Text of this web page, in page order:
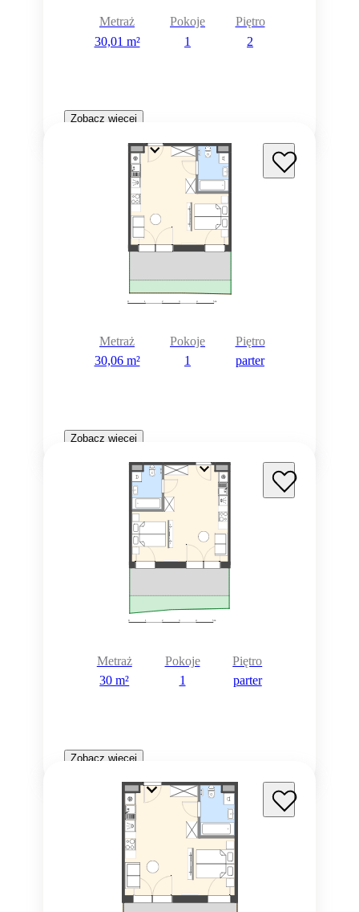
Metraż
30,01 m²
Pokoje
1
Piętro
2
Zobacz więcej
Metraż
30,06 m²
Pokoje
1
Piętro
parter
Zobacz więcej
Metraż
30 m²
Pokoje
1
Piętro
parter
Zobacz więcej